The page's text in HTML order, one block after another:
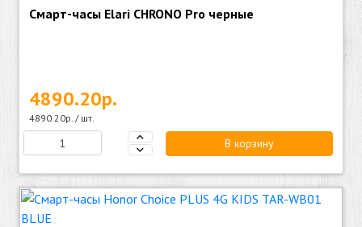
Смарт-часы Elari CHRONO Pro черные
4890.20р.
4890.20р. / шт.
В корзину